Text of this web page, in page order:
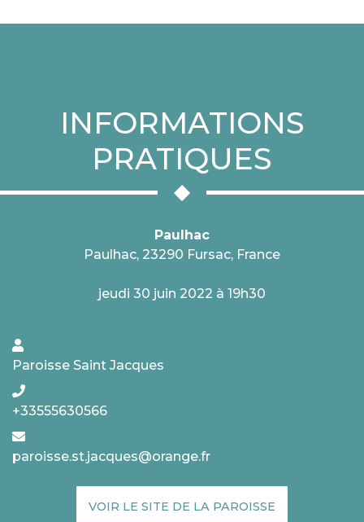
INFORMATIONS
PRATIQUES
Paulhac
Paulhac, 23290 Fursac, France
jeudi 30 juin 2022 à 19h30
Paroisse Saint Jacques
+33555630566
paroisse.st.jacques@orange.fr
VOIR LE SITE DE LA PAROISSE